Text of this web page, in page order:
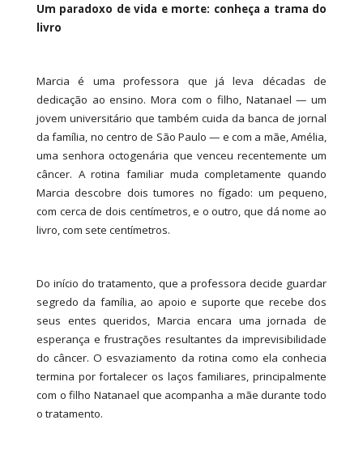
Um paradoxo de vida e morte: conheça a trama do
livro
Marcia é uma professora que já leva décadas de
dedicação ao ensino. Mora com o filho, Natanael — um
jovem universitário que também cuida da banca de jornal
da família, no centro de São Paulo — e com a mãe, Amélia,
uma senhora octogenária que venceu recentemente um
câncer. A rotina familiar muda completamente quando
Marcia descobre dois tumores no fígado: um pequeno,
com cerca de dois centímetros, e o outro, que dá nome ao
livro, com sete centímetros.
Do início do tratamento, que a professora decide guardar
segredo da família, ao apoio e suporte que recebe dos
seus entes queridos, Marcia encara uma jornada de
esperança e frustrações resultantes da imprevisibilidade
do câncer. O esvaziamento da rotina como ela conhecia
termina por fortalecer os laços familiares, principalmente
com o filho Natanael que acompanha a mãe durante todo
o tratamento.